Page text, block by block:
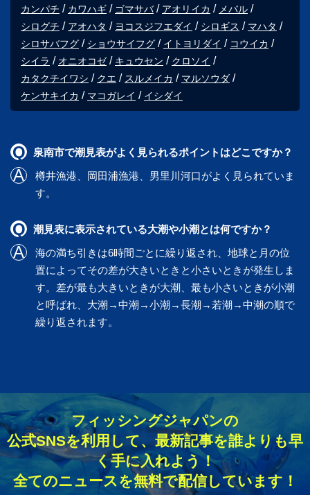
カンパチ カワハギ ゴマサバ アオリイカ
メバル
シログチ
アオハタ ヨコスジフエダイ シロギス
マハタ
シロサバフグ
ショウサイフグ イトヨリダイ
コウイカ
シイラ
オニオコゼ キュウセン
クロソイ
カタクチイワシ
クエ スルメイカ
マルソウダ
ケンサキイカ
マコガレイ イシダイ
泉南市で潮見表がよく見られるポイントはどこですか？
樽井漁港
岡田浦漁港 男里川河口がよく見られていま
す。
潮見表に表示されている大潮や小潮とは何ですか？
海の満ち引きは6時間ごとに繰り返され、地球と月の位
置によってその差が大きいときと小さいときが発生しま
す。差が最も大きいときが大潮、最も小さいときが小潮
と呼ばれ、大潮→中潮→小潮→長潮→若潮→中潮の順で
繰り返されます。
フィッシングジャパンの
公式SNSを利用して、最新記事を誰よりも早
く手に入れよう！
全てのニュースを無料で配信しています！